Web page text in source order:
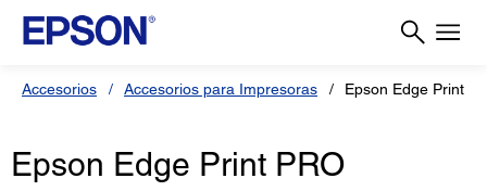
Accesorios Accesorios para Impresoras Epson Edge Print
Epson Edge Print PRO